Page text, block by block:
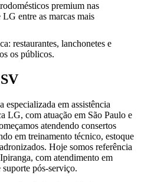
premium nas
entre as marcas mais
restaurantes, lanchonetes e
os públicos.
especializada em assistência
LG, com atuação em São Paulo e
atendendo consertos
em treinamento técnico, estoque
Hoje somos referência
com atendimento em
pós-serviço.